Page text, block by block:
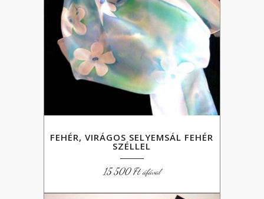
FEHÉR, VIRÁGOS SELYEMSÁL FEHÉR
SZÉLLEL
15 500Ft áfával